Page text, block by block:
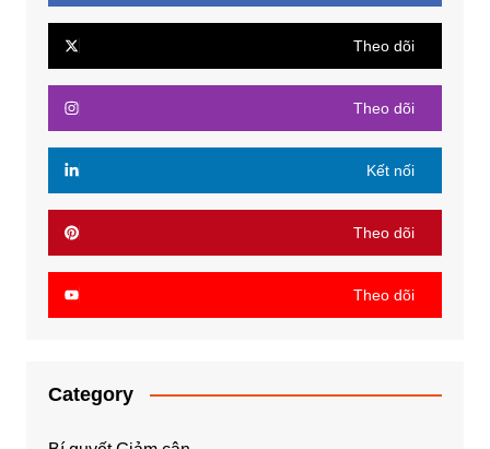
Theo dõi
Theo dõi
Kết nối
Theo dõi
Theo dõi
Category